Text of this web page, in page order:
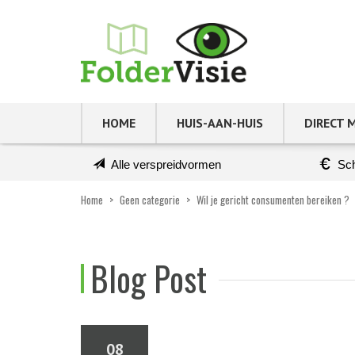
HOME HUIS-AAN-HUIS DIRECT
Alle verspreidvormen
Home > Geen categorie > Wil je gericht consumenten bereiken ?
Blog Post
08